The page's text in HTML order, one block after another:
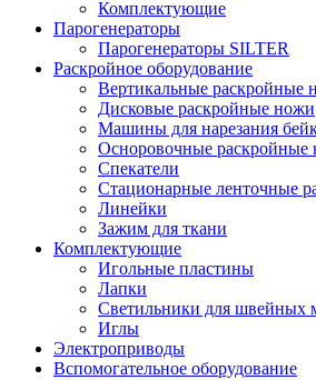
Комплектующие
Парогенераторы
Парогенераторы SILTER
Раскройное оборудование
Вертикальные раскройные
Дисковые раскройные ножи
Машины для нарезания
Осноровочные раскройные
Спекатели
Стационарные ленточные
Линейки
Зажим для ткани
Комплектующие
Игольные пластины
Лапки
Светильники для швейных
Иглы
Электроприводы
Вспомогательное оборудование